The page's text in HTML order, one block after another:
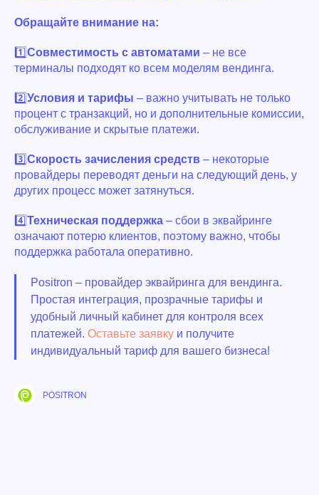
Обращайте внимание на:
1️⃣Совместимость с автоматами – не все
терминалы подходят ко всем моделям вендинга.
2️⃣Условия и тарифы – важно учитывать не только
процент с транзакций, но и дополнительные комиссии,
обслуживание и скрытые платежи.
3️⃣Скорость зачисления средств – некоторые
провайдеры переводят деньги на следующий день, у
других процесс может затянуться.
4️⃣Техническая поддержка – сбои в эквайринге
означают потерю клиентов, поэтому важно, чтобы
поддержка работала оперативно.
Positron – провайдер эквайринга для вендинга.
Простая интеграция, прозрачные тарифы и
удобный личный кабинет для контроля всех
платежей. Оставьте заявку и получите
индивидуальный тариф для вашего бизнеса!
POSITRON